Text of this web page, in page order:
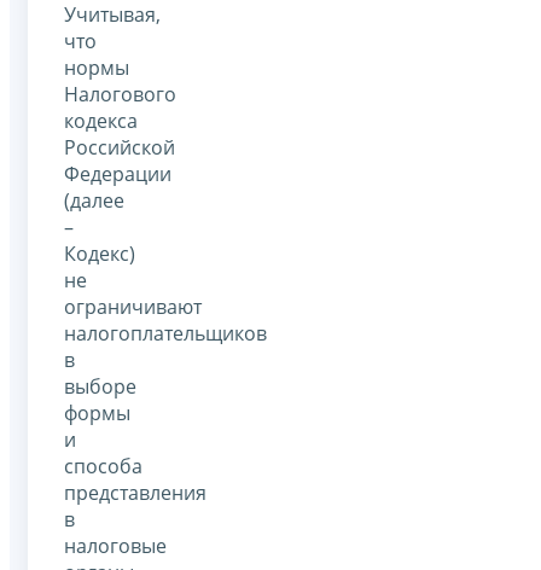
Учитывая,
что
нормы
Налогового
кодекса
Российской
Федерации
(далее
–
Кодекс)
не
ограничивают
налогоплательщиков
в
выборе
формы
и
способа
представления
в
налоговые